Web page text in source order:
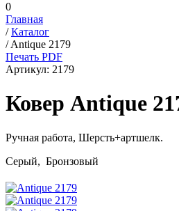
0
Главная
/Каталог
/Antique 2179
Печать PDF
Артикул: 2179
Ковер Antique
Ручная работа, Шерсть+артшелк.
Серый, Бронзовый